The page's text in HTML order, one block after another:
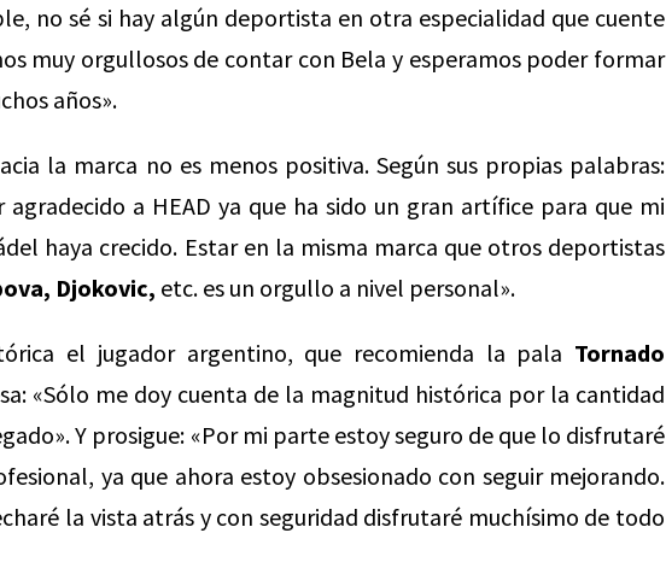
no sé si hay algún deportista en otra especialidad que cuente
muy orgullosos de contar con Bela y esperamos poder formar
años».
la marca no es menos positiva. Según sus propias palabras:
a HEAD ya que ha sido un gran artífice para que mi
haya crecido. Estar en la misma marca que otros deportistas
Djokovic, etc. es un orgullo a nivel personal».
el jugador argentino, que recomienda la pala Tornado
«Sólo me doy cuenta de la magnitud histórica por la cantidad
Y prosigue: «Por mi parte estoy seguro de que lo disfrutaré
ya que ahora estoy obsesionado con seguir mejorando.
la vista atrás y con seguridad disfrutaré muchísimo de todo